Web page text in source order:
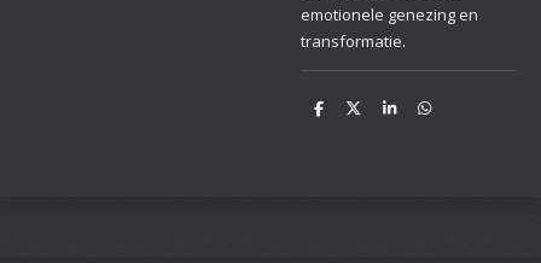
emotionele genezing en
transformatie.
D
D
S
D